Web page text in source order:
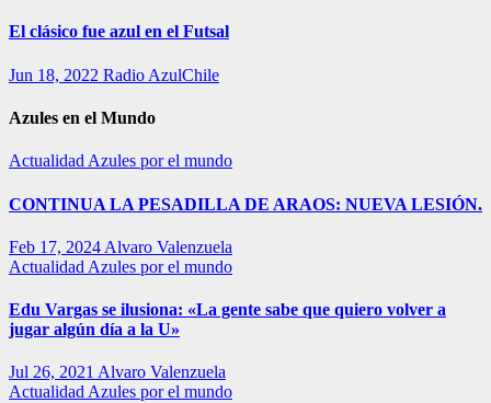
El clásico fue azul en el Futsal
Jun 18, 2022 Radio AzulChile
Azules en el Mundo
Actualidad Azules por el mundo
CONTINUA LA PESADILLA DE ARAOS: NUEVA LESIÓN.
Feb 17, 2024 Alvaro Valenzuela
Actualidad Azules por el mundo
Edu Vargas se ilusiona: «La gente sabe que quiero volver a
jugar algún día a la U»
Jul 26, 2021 Alvaro Valenzuela
Actualidad Azules por el mundo